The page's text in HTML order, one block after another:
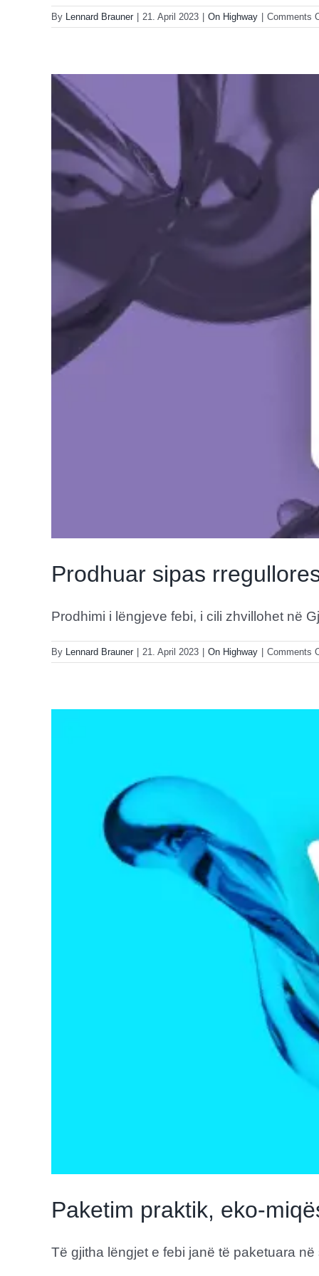
By Lennard Brauner | 21. April 2023 | On Highway | Comments
Prodhuar sipas
Prodhimi i lëngjeve febi, i cili zhvillohet në
By Lennard Brauner 21. April 2023 On Highway Comments
Paketim praktik, eko-
Të gjitha lëngjet e febi janë të paketuara në